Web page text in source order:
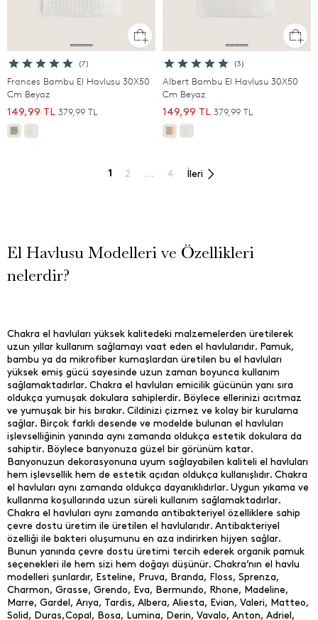
(7)
Frances Bambu El Havlusu 30X50
Cm Beyaz
149,99 TL 379,99 TL
(3)
Albert Bambu El Havlusu 30X50
Cm Beyaz
149,99 TL 379,99 TL
1 2 ... 4 İleri
El Havlusu Modelleri ve Özellikleri
nelerdir?
Chakra el havluları yüksek kalitedeki malzemelerden üretilerek
uzun yıllar kullanım sağlamayı vaat eden el havlularıdır. Pamuk,
bambu ya da mikrofiber kumaşlardan üretilen bu el havluları
yüksek emiş gücü sayesinde uzun zaman boyunca kullanım
sağlamaktadırlar. Chakra el havluları emicilik gücünün yanı sıra
oldukça yumuşak dokulara sahiplerdir. Böylece ellerinizi acıtmaz
ve yumuşak bir his bırakır. Cildinizi çizmez ve kolay bir kurulama
sağlar. Birçok farklı desende ve modelde bulunan el havluları
işlevselliğinin yanında aynı zamanda oldukça estetik dokulara da
sahiptir. Böylece banyonuza güzel bir görünüm katar.
Banyonuzun dekorasyonuna uyum sağlayabilen kaliteli el havluları
hem işlevsellik hem de estetik açıdan oldukça kullanışlıdır. Chakra
el havluları aynı zamanda oldukça dayanıklıdırlar. Uygun yıkama ve
kullanma koşullarında uzun süreli kullanım sağlamaktadırlar.
Chakra el havluları aynı zamanda antibakteriyel özelliklere sahip
çevre dostu üretim ile üretilen el havlularıdır. Antibakteriyel
özelliği ile bakteri oluşumunu en aza indirirken hijyen sağlar.
Bunun yanında çevre dostu üretimi tercih ederek organik pamuk
seçenekleri ile hem sizi hem doğayı düşünür. Chakra’nın el havlu
modelleri şunlardır, Esteline, Pruva, Branda, Floss, Sprenza,
Charmon, Grasse, Grendo, Eva, Bermundo, Rhone, Madeline,
Marre, Gardel, Arıya, Tardis, Albera, Aliesta, Evian, Valeri, Matteo,
Solid, Duras,Copal, Bosa, Lumina, Derin, Vavalo, Anton, Adriel,